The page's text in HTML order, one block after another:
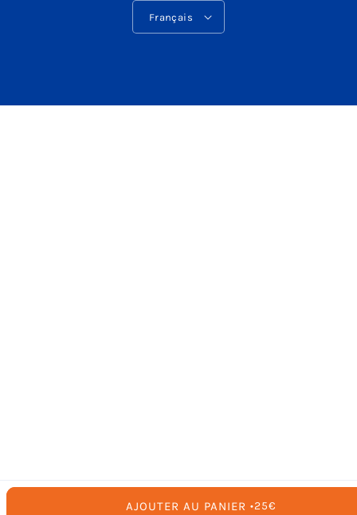
AJOUTER AU PANIER PRIX
25€
L
a
u
Français